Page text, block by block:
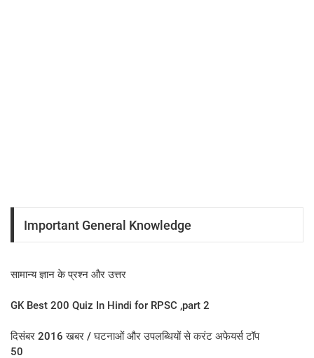
Important General Knowledge
सामान्य ज्ञान के प्रश्न और उत्तर
GK Best 200 Quiz In Hindi for RPSC ,part 2
दिसंबर 2016 खबर / घटनाओं और उपलब्धियों से करंट अफेयर्स टॉप
50